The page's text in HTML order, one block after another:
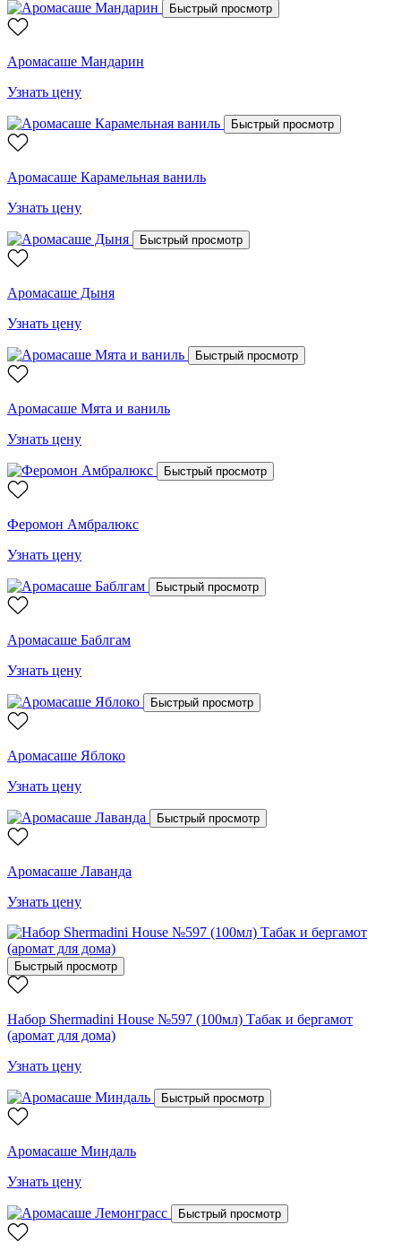
Быстрый просмотр
Аромасаше Мандарин
Узнать цену
Быстрый просмотр
Аромасаше Карамельная ваниль
Узнать цену
Быстрый просмотр
Аромасаше Дыня
Узнать цену
Быстрый просмотр
Аромасаше Мята и ваниль
Узнать цену
Быстрый просмотр
Феромон Амбралюкс
Узнать цену
Быстрый просмотр
Аромасаше Баблгам
Узнать цену
Быстрый просмотр
Аромасаше Яблоко
Узнать цену
Быстрый просмотр
Аромасаше Лаванда
Узнать цену
Быстрый просмотр
Набор Shermadini House №597 (100мл) Табак и бергамот
(аромат для дома)
Узнать цену
Быстрый просмотр
Аромасаше Миндаль
Узнать цену
Быстрый просмотр